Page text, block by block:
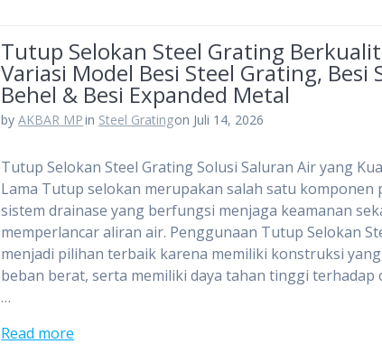
Tutup Selokan Steel Grating
Variasi Model Besi Steel Grating, Besi
Behel & Besi Expanded Metal
byAKBAR MPin Steel Gratingon Juli 14, 2026
Tutup Selokan Steel Grating Solusi Saluran Air yang
Lama Tutup selokan merupakan salah satu komponen
sistem drainase yang berfungsi menjaga keamanan
memperlancar aliran air. Penggunaan Tutup Selokan
menjadi pilihan terbaik karena memiliki konstruksi
beban berat, serta memiliki daya tahan tinggi terhadap
…
Read more